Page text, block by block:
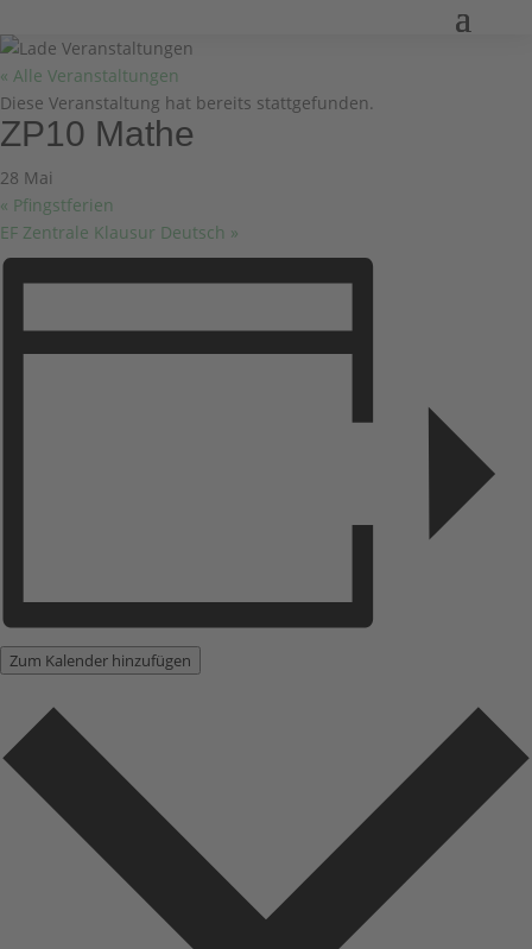
« Alle Veranstaltungen
Diese Veranstaltung hat bereits stattgefunden.
ZP10 Mathe
28 Mai
« Pfingstferien
EF Zentrale Klausur Deutsch »
Zum Kalender hinzufügen